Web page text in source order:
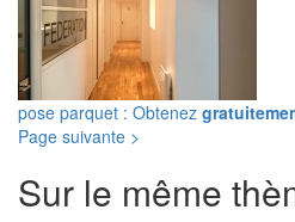
pose parquet : Obtenez
Page suivante >
Sur le même